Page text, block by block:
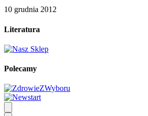
10 grudnia 2012
Literatura
Polecamy